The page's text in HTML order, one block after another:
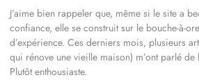
J’aime bien rappeler que, même si le site a
confiance, elle se construit sur le bouche-à-
d’expérience. Ces derniers mois, plusieurs
qui rénove une vieille maison) m’ont parlé
Plutôt enthousiaste.